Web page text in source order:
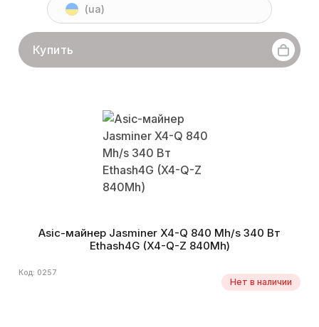
(ua)
Купить
Asic-майнер Jasminer X4-Q 840 Mh/s 340 Вт
Ethash4G (X4-Q-Z 840Mh)
Код: 0257
Нет в наличии